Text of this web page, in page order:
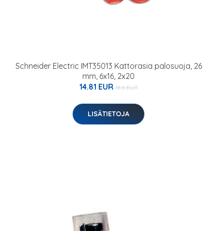
Schneider Electric IMT35013 Kattorasia palosuoja, 26
mm, 6x16, 2x20
14.81 EUR 18.5 EUR
LISÄTIETOJA